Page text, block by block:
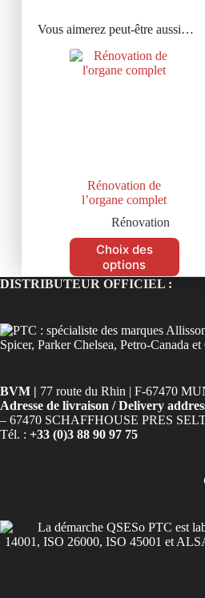
Vous aimerez peut-être aussi…
Rénovation de
l’organe complet
Rénovation
Choix des
options
DISTRIBUTEUR OFFICIEL :
BVM | 77 route du Rhin | F-67470
Adresse de livraison / Delivery
– 67470 SCHAFFHOUSE PRES
Tél. : +33 (0)3 88 90 97 75